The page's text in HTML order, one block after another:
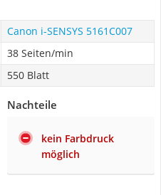
Canon i-SENSYS 5161C007
38 Seiten/min
550 Blatt
Nachteile
kein Farbdruck
möglich